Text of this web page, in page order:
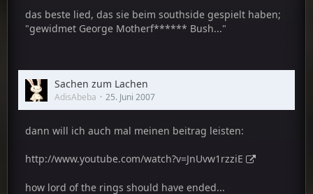
das beste lied, das sie beim southside gespielt haben;
"gewidmet George Motherf****** Bush..."
Sachen zum Lachen
AdisAbeba 25. Juni 2007
dann will ich auch mal meinen beitrag leisten:
http://www.youtube.com/watch?v=JnUvw1rzziE
how lord of the rings should have ended...